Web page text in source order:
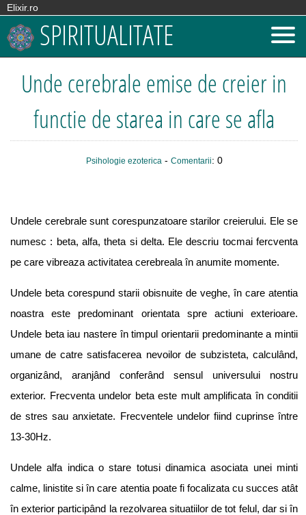
Elixir.ro
SPIRITUALITATE
Unde cerebrale emise de creier in
functie de starea in care se afla
Psihologie ezoterica - Comentarii: 0
Undele cerebrale sunt corespunzatoare starilor creierului. Ele se
numesc : beta, alfa, theta si delta. Ele descriu tocmai fercventa
pe care vibreaza activitatea cerebreala în anumite momente.
Undele beta corespund starii obisnuite de veghe, în care atentia
noastra este predominant orientata spre actiuni exterioare.
Undele beta iau nastere în timpul orientarii predominante a mintii
umane de catre satisfacerea nevoilor de subzisteta, calculând,
organizând, aranjând conferând sensul universului nostru
exterior. Frecventa undelor beta este mult amplificata în conditii
de stres sau anxietate. Frecventele undelor fiind cuprinse între
13-30Hz.
Undele alfa indica o stare totusi dinamica asociata unei minti
calme, linistite si în care atentia poate fi focalizata cu succes atât
în exterior participând la rezolvarea situatiilor de tot felul, dar si în